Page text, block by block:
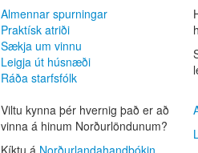
Almennar spurningar
Praktísk atriði
Sækja um vinnu
Leigja út húsnæði
Ráða starfsfólk
Viltu kynna þér hvernig það er að
vinna á hinum Norður­löndunum?
Kíktu á Norðurlanda­handbókin